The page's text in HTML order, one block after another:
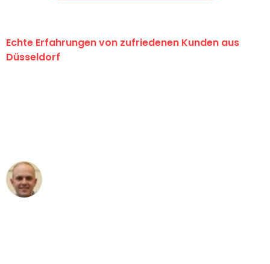
Echte Erfahrungen von zufriedenen Kunden aus
Düsseldorf